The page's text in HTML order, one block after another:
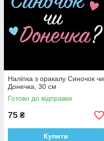
Наліпка з оракалу Синочок чи
Донечка, 30 см
Готово до відправки
75 ₴
Купити